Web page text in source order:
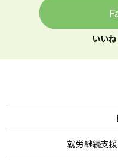
いい
就労継続支